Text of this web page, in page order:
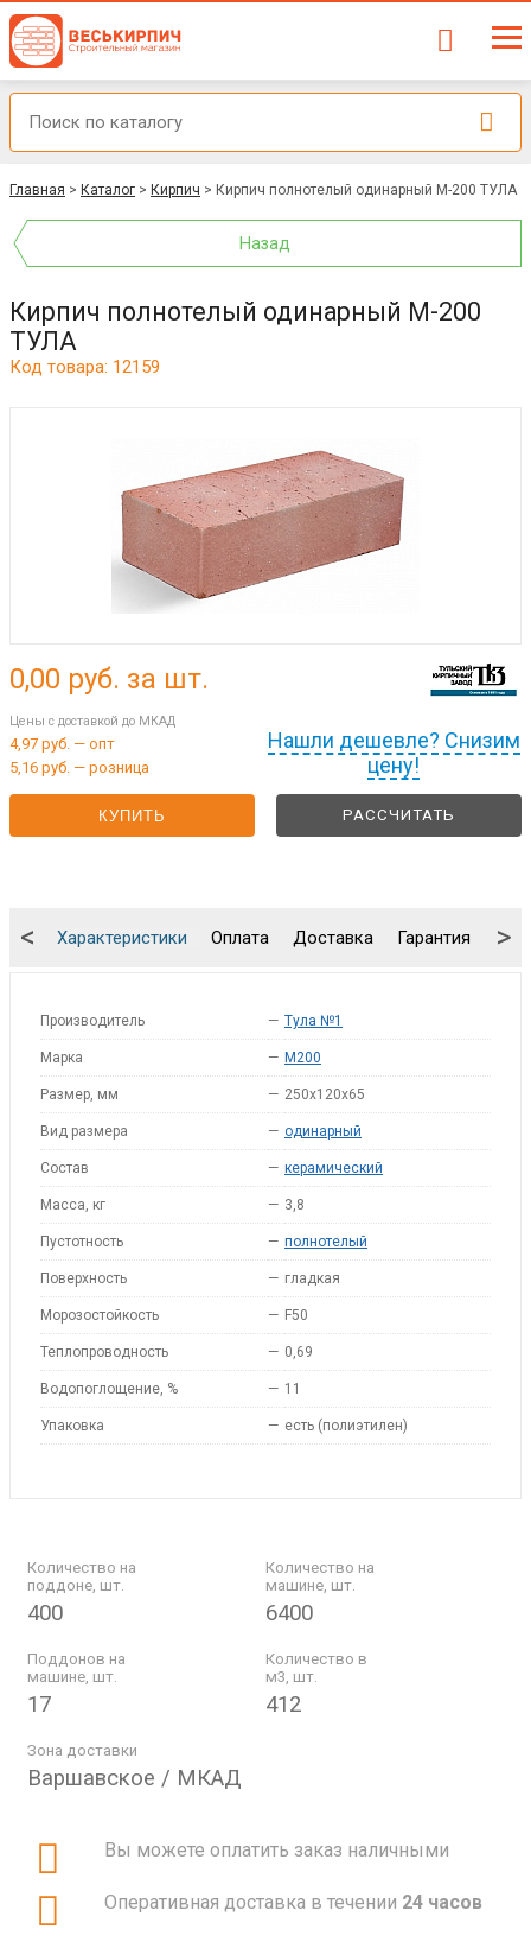
Главная > Каталог > Кирпич > Кирпич полнотелый одинарный М-200 ТУЛА
Назад
Кирпич полнотелый одинарный М-200
ТУЛА
Код товара: 12159
Нашли дешевле? Снизим
цену!
0,00 руб. за шт.
Цены с доставкой до МКАД
4,97 руб. — опт
5,16 руб. — розница
КУПИТЬ РАССЧИТАТЬ
Характеристики Оплата Доставка Гарантия
< >
Производитель — Тула №1
Марка — M200
Размер, мм — 250x120x65
Вид размера — одинарный
Состав — керамический
Масса, кг — 3,8
Пустотность — полнотелый
Поверхность — гладкая
Морозостойкость — F50
Теплопроводность — 0,69
Водопоглощение, % — 11
Упаковка — есть (полиэтилен)
Количество на
поддоне, шт.
400
Количество на
машине, шт.
6400
Поддонов на
машине, шт.
17
Количество в
м3, шт.
412
Зона доставки
Варшавское / МКАД
Вы можете оплатить заказ наличными
Оперативная доставка в течении 24 часов